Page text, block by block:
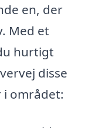
en, der
Med et
hurtigt
disse
området: